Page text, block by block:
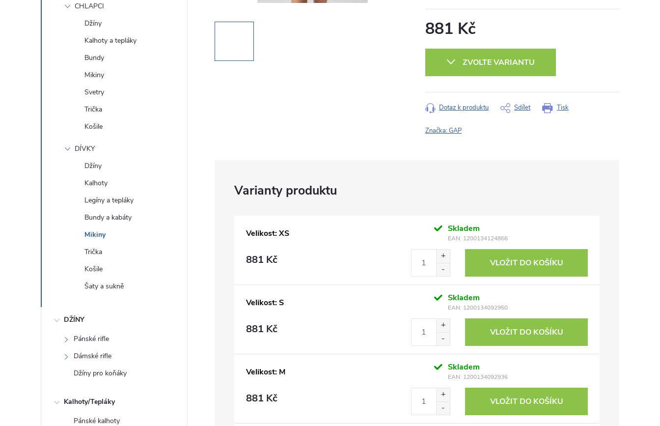
CHLAPCI
Džíny
Kalhoty a tepláky
Bundy
Mikiny
Svetry
Trička
Košile
DÍVKY
Džíny
Kalhoty
Legíny a tepláky
Bundy a kabáty
Mikiny
Trička
Košile
Šaty a sukně
DŽÍNY
Pánské rifle
Dámské rifle
Džíny pro koňáky
Kalhoty/Tepláky
Pánské kalhoty
881 Kč
ZVOLTE VARIANTU
Tisk
Dotaz k produktu Sdílet
Značka:GAP
Velikost: XS Skladem
EAN: 1200134124866
881 Kč VLOŽIT DO KOŠÍKU
Velikost: S Skladem
EAN: 1200134092950
881 Kč VLOŽIT DO KOŠÍKU
Velikost: M Skladem
EAN: 1200134092936
881 Kč VLOŽIT DO KOŠÍKU